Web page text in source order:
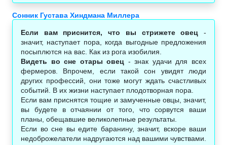
Сонник Густава Хиндмана Миллера
Если вам приснится, что вы стрижете овец -
значит, наступает пора, когда выгодные предложения
посыплются на вас. Как из рога изобилия.
Видеть во сне отары овец - знак удачи для всех
фермеров. Впрочем, если такой сон увидят люди
других профессий, они тоже могут ждать счастливых
событий. В их жизни наступает плодотворная пора.
Если вам приснятся тощие и замученные овцы, значит,
вы будете в отчаянии от того, что сорвутся ваши
планы, обещавшие великолепные результаты.
Если во сне вы едите баранину, значит, вскоре ваши
недоброжелатели надругаются над вашими чувствами.